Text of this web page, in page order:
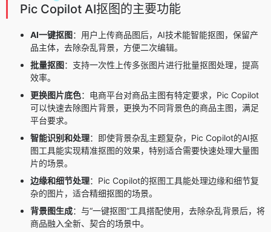
Pic Copilot AI抠图的主要功能
AI一键抠图：用户上传商品图后，AI技术能智能抠图，保留产
品主体，去除杂乱背景，方便二次编辑。
批量抠图：支持一次性上传多张图片进行批量抠图处理，提高
效率。
更换图片底色：电商平台对商品主图有特定要求，Pic Copilot
可以快速去除图片背景，更换为不同背景色的商品主图，满足
平台要求。
智能识别和处理：即使背景杂乱主题复杂，Pic Copilot的AI抠
图工具能实现精准抠图的效果，特别适合需要快速处理大量图
片的场景。
边缘和细节处理：Pic Copilot的抠图工具能处理边缘和细节复
杂的图片，适合精细抠图的场景。
背景图生成：与“一键抠图”工具搭配使用，去除杂乱背景后，将
商品融入全新、契合的场景中。